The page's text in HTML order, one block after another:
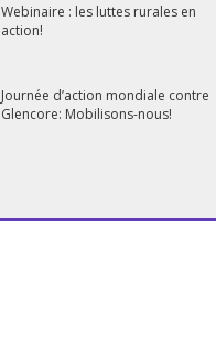
Webinaire : les luttes rurales en
action!
Journée d’action mondiale contre
Glencore: Mobilisons-nous!